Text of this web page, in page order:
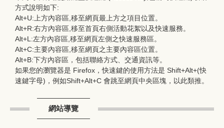
方式說明如下:
Alt+U:上方內容區,移至網頁最上方之項目位置。
Alt+R:右方內容區,移至首頁右側活動花絮以及快速服務。
Alt+L:左方內容區,移至網頁左側之快速服務區。
Alt+C:主要內容區,移至網頁之主要內容區位置。
Alt+B:下方內容區，包括聯絡方式、交通資訊等。
如果您的瀏覽器是 Firefox，快速鍵的使用方法是 Shift+Alt+(快
速鍵字母)，例如Shift+Alt+C 會跳至網頁中央區塊，以此類推。
網站導覽